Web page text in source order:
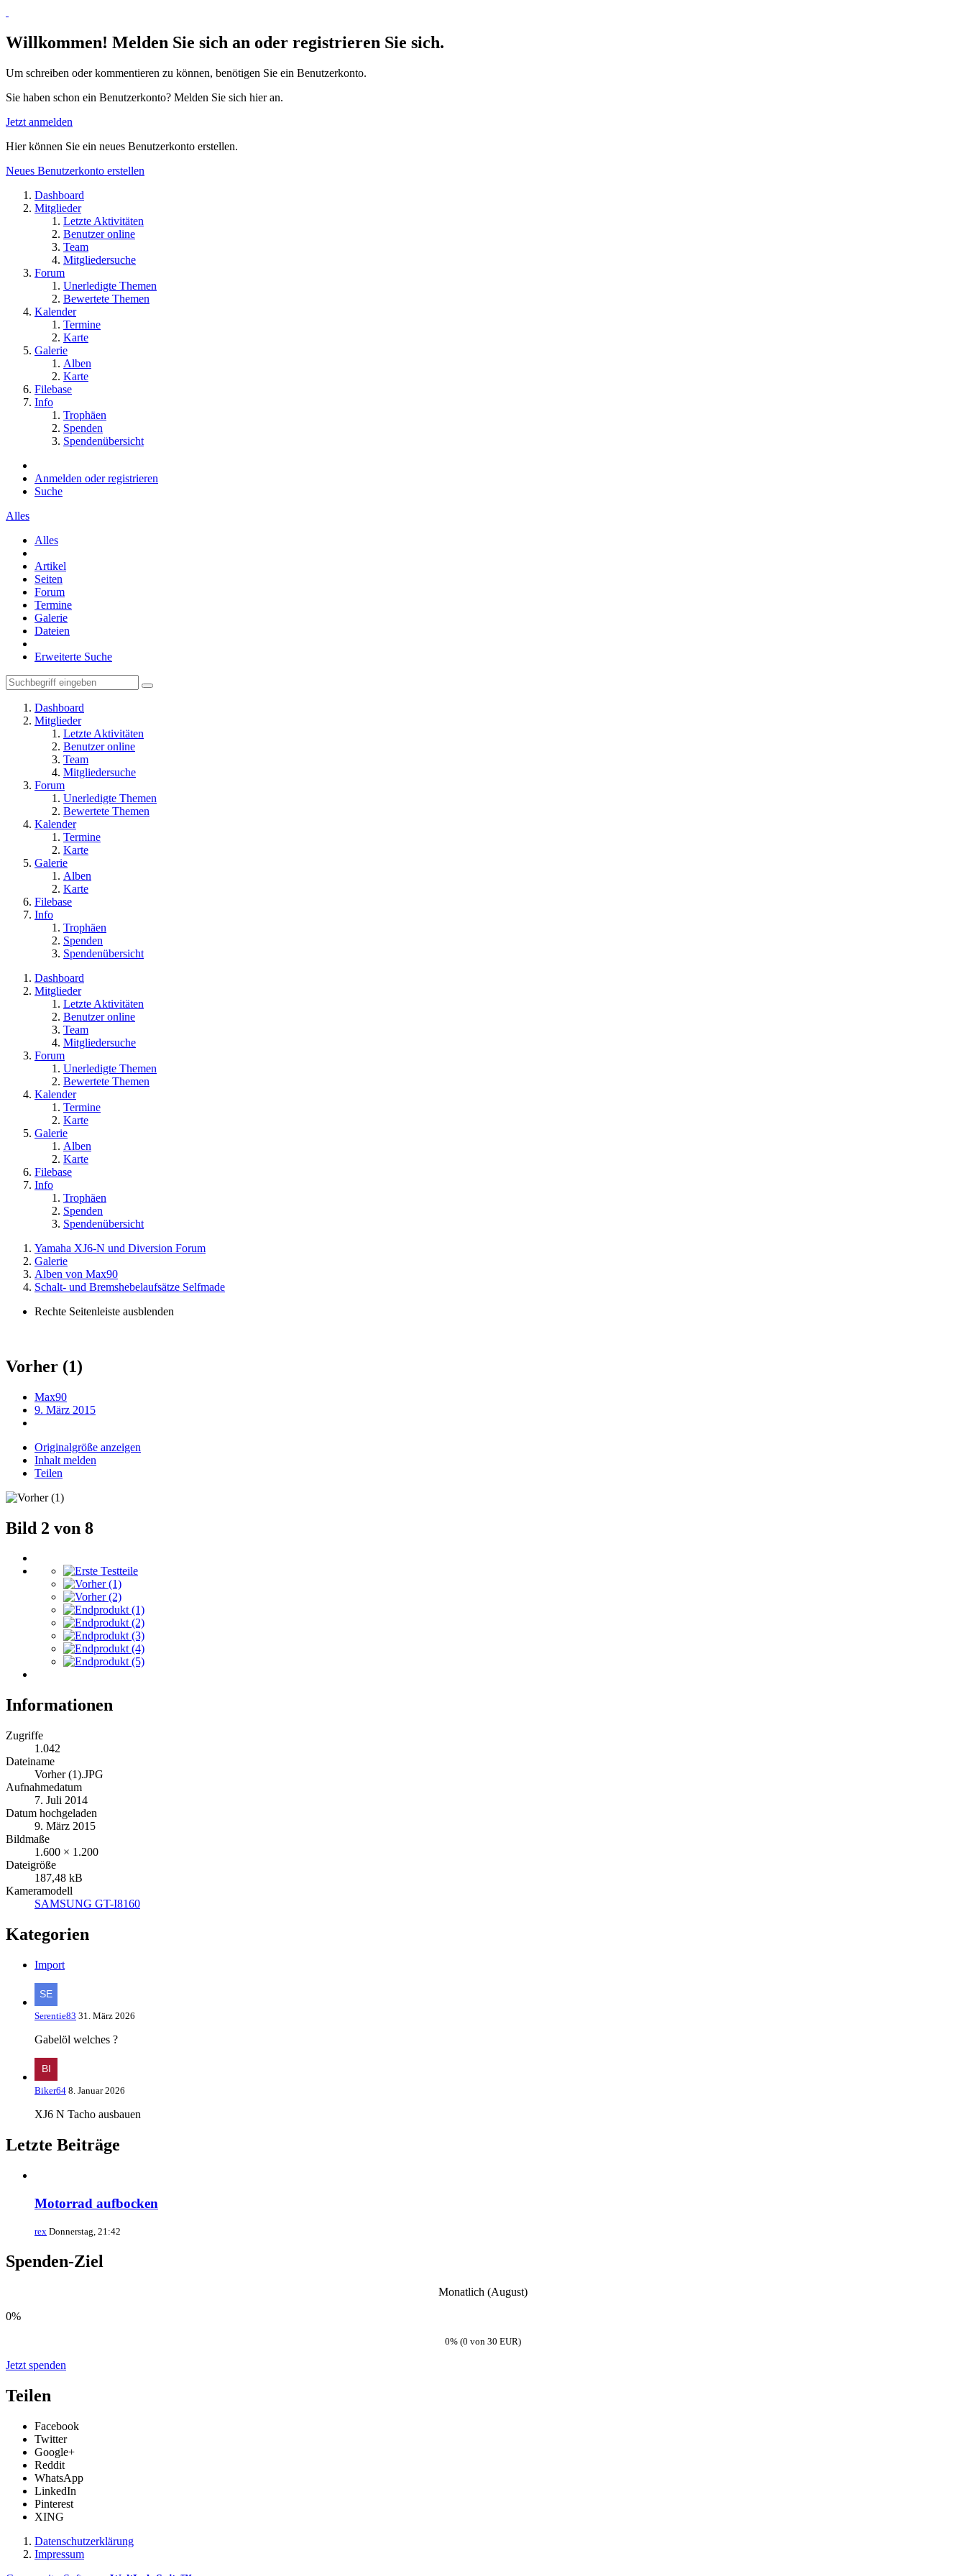
Willkommen! Melden Sie sich an oder registrieren Sie sich.
Um schreiben oder kommentieren zu können, benötigen Sie ein Benutzerkonto.
Sie haben schon ein Benutzerkonto? Melden Sie sich hier an.
Jetzt anmelden
Hier können Sie ein neues Benutzerkonto erstellen.
Neues Benutzerkonto erstellen
Dashboard
Mitglieder
Letzte Aktivitäten
Benutzer online
Team
Mitgliedersuche
Forum
Unerledigte Themen
Bewertete Themen
Kalender
Termine
Karte
Galerie
Alben
Karte
Filebase
Info
Trophäen
Spenden
Spendenübersicht
Anmelden oder registrieren
Suche
Alles
Alles
Artikel
Seiten
Forum
Termine
Galerie
Dateien
Erweiterte Suche
Dashboard
Mitglieder
Letzte Aktivitäten
Benutzer online
Team
Mitgliedersuche
Forum
Unerledigte Themen
Bewertete Themen
Kalender
Termine
Karte
Galerie
Alben
Karte
Filebase
Info
Trophäen
Spenden
Spendenübersicht
Dashboard
Mitglieder
Letzte Aktivitäten
Benutzer online
Team
Mitgliedersuche
Forum
Unerledigte Themen
Bewertete Themen
Kalender
Termine
Karte
Galerie
Alben
Karte
Filebase
Info
Trophäen
Spenden
Spendenübersicht
Yamaha XJ6-N und Diversion Forum
Galerie
Alben von Max90
Schalt- und Bremshebelaufsätze Selfmade
Rechte Seitenleiste ausblenden
Vorher (1)
Max90
9. März 2015
Originalgröße anzeigen
Inhalt melden
Teilen
Bild 2 von 8
Informationen
Zugriffe
1.042
Dateiname
Vorher (1).JPG
Aufnahmedatum
7. Juli 2014
Datum hochgeladen
9. März 2015
Bildmaße
1.600 × 1.200
Dateigröße
187,48 kB
Kameramodell
SAMSUNG GT-I8160
Kategorien
Import
Serentie83 31. März 2026
Gabelöl welches ?
Biker64 8. Januar 2026
XJ6 N Tacho ausbauen
Letzte Beiträge
Motorrad aufbocken
rex Donnerstag, 21:42
Spenden-Ziel
Monatlich (August)
0%
0% (0 von 30 EUR)
Jetzt spenden
Teilen
Facebook
Twitter
Google+
Reddit
WhatsApp
LinkedIn
Pinterest
XING
Datenschutzerklärung
Impressum